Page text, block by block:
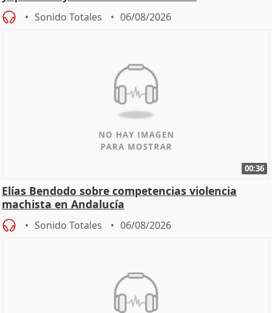
Sonido Totales 06/08/2026
00:36
Elías Bendodo sobre competencias violencia
machista en Andalucía
Sonido Totales 06/08/2026